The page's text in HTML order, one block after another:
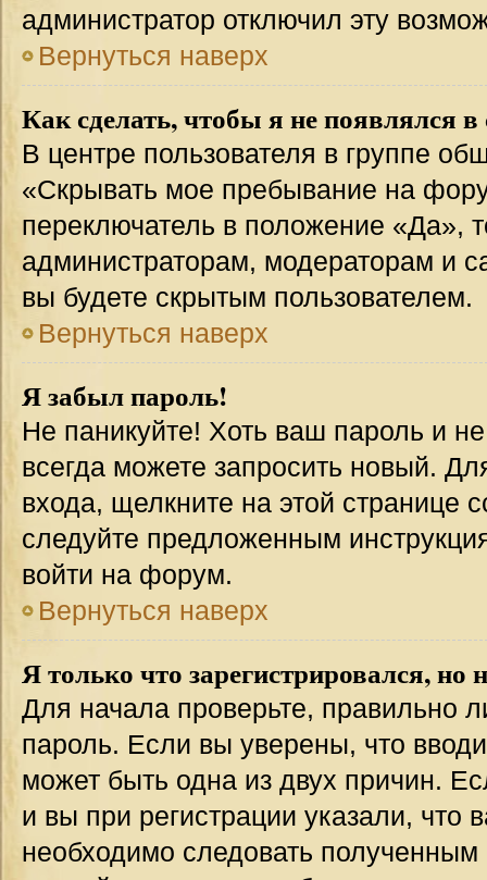
администратор отключил эту
Вернуться наверх
Как сделать, чтобы я не появлялся
В центре пользователя в группе
«Скрывать мое пребывание на
переключатель в положение «Да»,
администраторам, модераторам и
вы будете скрытым пользователем.
Вернуться наверх
Я забыл пароль!
Не паникуйте! Хоть ваш пароль и
всегда можете запросить новый.
входа, щелкните на этой странице
следуйте предложенным
войти на форум.
Вернуться наверх
Я только что зарегистрировался, но
Для начала проверьте, правильно
пароль. Если вы уверены, что
может быть одна из двух причин.
и вы при регистрации указали, что
необходимо следовать